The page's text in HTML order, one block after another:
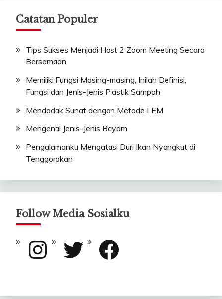
Catatan Populer
Tips Sukses Menjadi Host 2 Zoom Meeting Secara
Bersamaan
Memiliki Fungsi Masing-masing, Inilah Definisi,
Fungsi dan Jenis-Jenis Plastik Sampah
Mendadak Sunat dengan Metode LEM
Mengenal Jenis-Jenis Bayam
Pengalamanku Mengatasi Duri Ikan Nyangkut di
Tenggorokan
Follow Media Sosialku
Instagram Twitter Facebook